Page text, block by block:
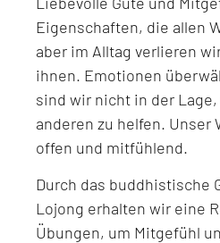
Eigenschaften, die allen
aber im Alltag verlieren
ihnen. Emotionen
sind wir nicht in der
anderen zu helfen. Unser
offen und mitfühlend.
Durch das buddhistische
Lojong erhalten wir eine
Übungen, um Mitgefühl